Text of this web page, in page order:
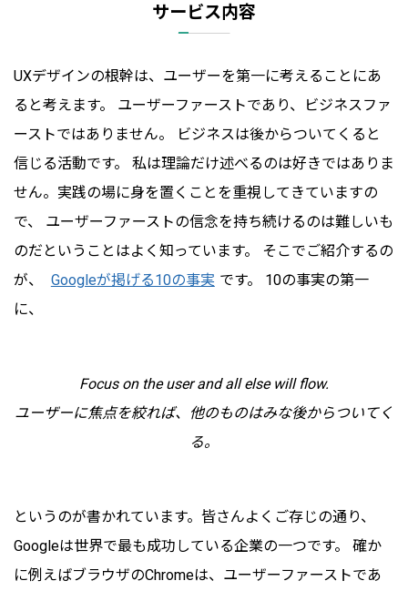
サービス内容
UXデザインの根幹は、ユーザーを第一に考えることにあ
ると考えます。 ユーザーファーストであり、ビジネスファ
ーストではありません。 ビジネスは後からついてくると
信じる活動です。 私は理論だけ述べるのは好きではありま
せん。実践の場に身を置くことを重視してきていますの
で、 ユーザーファーストの信念を持ち続けるのは難しいも
のだということはよく知っています。 そこでご紹介するの
が、
Googleが掲げる10の事実 です。 10の事実の第一
に、
Focus on the user and all else will flow.
ユーザーに焦点を絞れば、他のものはみな後からついてく
る。
というのが書かれています。皆さんよくご存じの通り、
Googleは世界で最も成功している企業の一つです。 確か
に例えばブラウザのChromeは、ユーザーファーストであ